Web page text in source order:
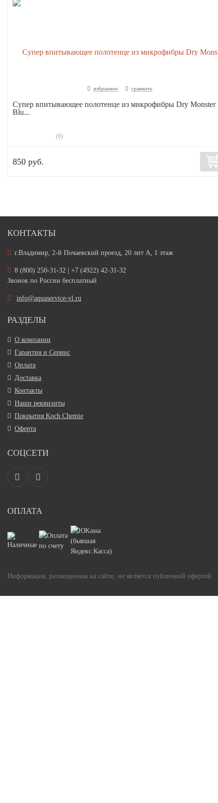
избранное сравнить
Супер впитывающее полотенце из микрофибры Dry Monster
Blu...
(0)
850 руб.
КОНТАКТЫ
г.Владимир, 2-й Почаевский проезд, 20 лит А, 1 этаж
8 (800) 250-31-32 | +7 (4922) 42-31-32
Звонок по России бесплатный
info@aquaservice-vl.ru
РАЗДЕЛЫ
О компании
Гарантия и Сервис
Оплата
Доставка
Контакты
Наши реквизиты
Покрытия Koch Chemie
Оферта
СОЦСЕТИ
ОПЛАТА
Информация, размещенная на сайте, не является публичной офертой